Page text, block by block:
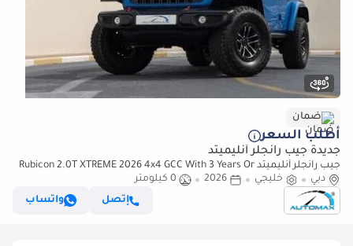
ضمان
أطلب السعر
جديدة جيب رانجلر أنليميتد
جيب رانجلر أنليميتد Rubicon 2.0T XTREME 2026 4x4 GCC With 3 Years Or
60,000Km Warranty @Official Dealer
دبي خليجي 2026
0 كيلومتر
إتصل
واتساب